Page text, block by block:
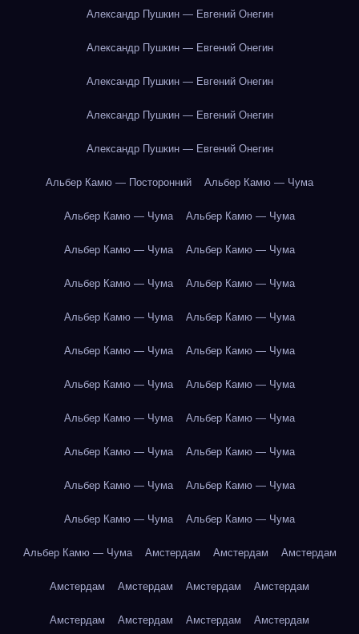
Александр Пушкин — Евгений Онегин
Александр Пушкин — Евгений Онегин
Александр Пушкин — Евгений Онегин
Александр Пушкин — Евгений Онегин
Александр Пушкин — Евгений Онегин
Альбер Камю — Посторонний Альбер Камю — Чума
Альбер Камю — Чума Альбер Камю — Чума
Альбер Камю — Чума Альбер Камю — Чума
Альбер Камю — Чума Альбер Камю — Чума
Альбер Камю — Чума Альбер Камю — Чума
Альбер Камю — Чума Альбер Камю — Чума
Альбер Камю — Чума Альбер Камю — Чума
Альбер Камю — Чума Альбер Камю — Чума
Альбер Камю — Чума Альбер Камю — Чума
Альбер Камю — Чума Альбер Камю — Чума
Альбер Камю — Чума Альбер Камю — Чума
Альбер Камю — Чума Амстердам Амстердам Амстердам
Амстердам Амстердам Амстердам Амстердам
Амстердам Амстердам Амстердам Амстердам